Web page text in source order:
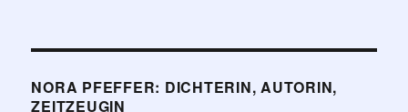
NORA PFEFFER: DICHTERIN, AUTORIN,
ZEITZEUGIN